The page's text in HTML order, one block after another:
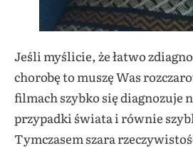
Jeśli myślicie, że łatwo
chorobę to muszę Was
filmach szybko się diagnozuje
przypadki świata i równie
Tymczasem szara